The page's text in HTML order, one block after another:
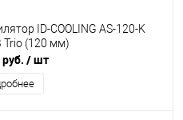
ID-COOLING AS-120-K
Trio (120 мм)
/ шт